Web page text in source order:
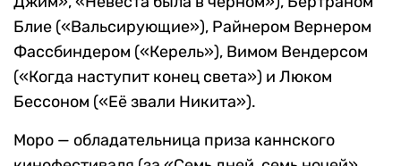
Блие («Вальсирующие»), Райнером Вернером
Фассбиндером («Керель»), Вимом Вендерсом
(«Когда наступит конец света») и Люком
Бессоном («Её звали Никита»).
Моро — обладательница приза каннского